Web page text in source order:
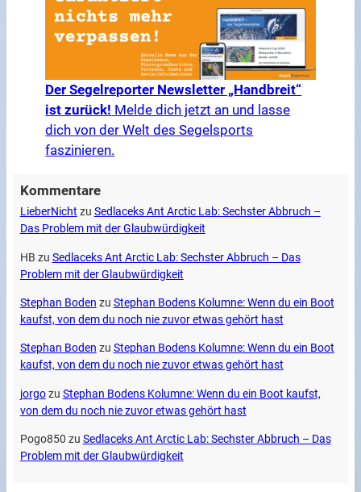
Der Segelreporter Newsletter „Handbreit“
ist zurück! Melde dich jetzt an und lasse
dich von der Welt des Segelsports
faszinieren.
Kommentare
LieberNicht zu Sedlaceks Ant Arctic Lab: Sechster Abbruch –
Das Problem mit der Glaubwürdigkeit
HB zu Sedlaceks Ant Arctic Lab: Sechster Abbruch – Das
Problem mit der Glaubwürdigkeit
Stephan Boden zu Stephan Bodens Kolumne: Wenn du ein Boot
kaufst, von dem du noch nie zuvor etwas gehört hast
Stephan Boden zu Stephan Bodens Kolumne: Wenn du ein Boot
kaufst, von dem du noch nie zuvor etwas gehört hast
jorgozu Stephan Bodens Kolumne: Wenn du ein Boot kaufst,
von dem du noch nie zuvor etwas gehört hast
Pogo850 zu Sedlaceks Ant Arctic Lab: Sechster Abbruch – Das
Problem mit der Glaubwürdigkeit